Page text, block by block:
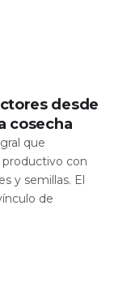
desde
cosecha
que
con
y semillas. El
de